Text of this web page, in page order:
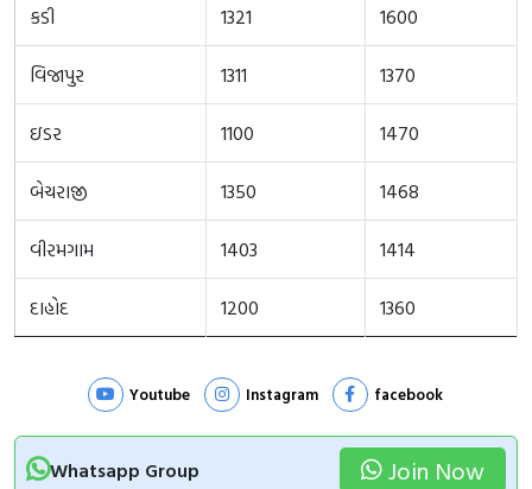
કડી 1321 1600
વિજાપુર 1311 1370
ઇડર 1100 1470
બેચરાજી 1350 1468
વીરમગામ 1403 1414
દાહોદ 1200 1360
Youtube Instagram facebook
Whatsapp Group Join Now